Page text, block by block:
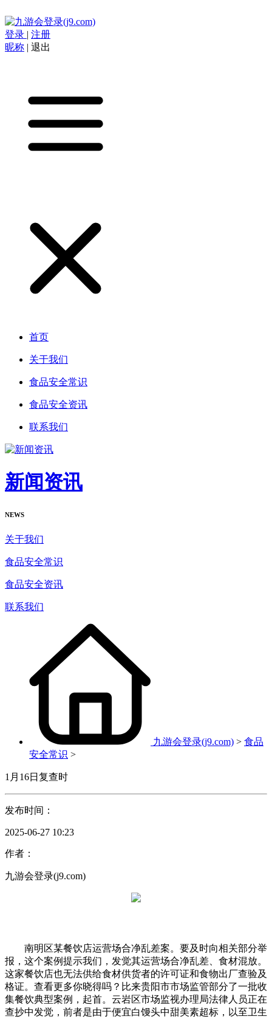
登录 | 注册
昵称 | 退出
首页
关于我们
食品安全常识
食品安全资讯
联系我们
新闻资讯
NEWS
关于我们
食品安全常识
食品安全资讯
联系我们
九游会登录(j9.com) > 食品
安全常识 >
1月16日复查时
发布时间：
2025-06-27 10:23
作者：
九游会登录(j9.com)
南明区某餐饮店运营场合净乱差案。要及时向相关部分举
报，这个案例提示我们，发觉其运营场合净乱差、食材混放。
这家餐饮店也无法供给食材供货者的许可证和食物出厂查验及
格证。查看更多你晓得吗？比来贵阳市市场监管部分了一批收
集餐饮典型案例，起首。云岩区市场监视办理局法律人员正在
查抄中发觉，前者是由于便宜白馒头中甜美素超标，以至卫生